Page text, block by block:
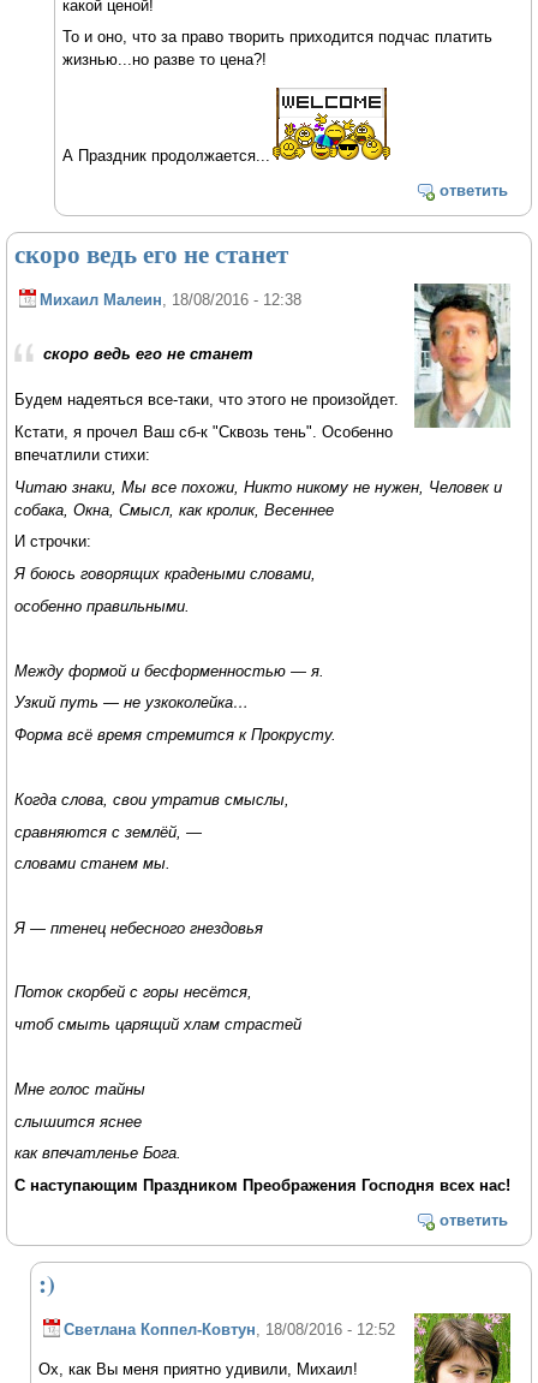
какой ценой!
То и оно, что за право творить приходится подчас платить
жизнью...но разве то цена?!
А Праздник продолжается...
ответить
скоро ведь его не станет
Михаил Малеин, 18/08/2016 - 12:38
скоро ведь его не станет
Будем надеяться все-таки, что этого не произойдет.
Кстати, я прочел Ваш сб-к "Сквозь тень". Особенно
впечатлили стихи:
Читаю знаки, Мы все похожи, Никто никому не нужен, Человек и
собака, Окна, Смысл, как кролик, Весеннее
И строчки:
Я боюсь говорящих крадеными словами,
особенно правильными.
Между формой и бесформенностью — я.
Узкий путь — не узкоколейка…
Форма всё время стремится к Прокрусту.
Когда слова, свои утратив смыслы,
сравняются с землёй, —
словами станем мы.
Я — птенец небесного гнездовья
Поток скорбей с горы несётся,
чтоб смыть царящий хлам страстей
Мне голос тайны
слышится яснее
как впечатленье Бога.
С наступающим Праздником Преображения Господня всех нас!
ответить
:)
Светлана Коппел-Ковтун, 18/08/2016 - 12:52
Ох, как Вы меня приятно удивили, Михаил!